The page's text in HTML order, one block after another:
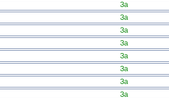
За
За
За
За
За
За
За
За